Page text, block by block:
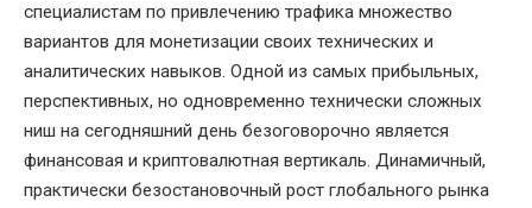
специалистам по привлечению трафика множество
вариантов для монетизации своих технических и
аналитических навыков. Одной из самых прибыльных,
перспективных, но одновременно технически сложных
ниш на сегодняшний день безоговорочно является
финансовая и криптовалютная вертикаль. Динамичный,
практически безостановочный рост глобального рынка